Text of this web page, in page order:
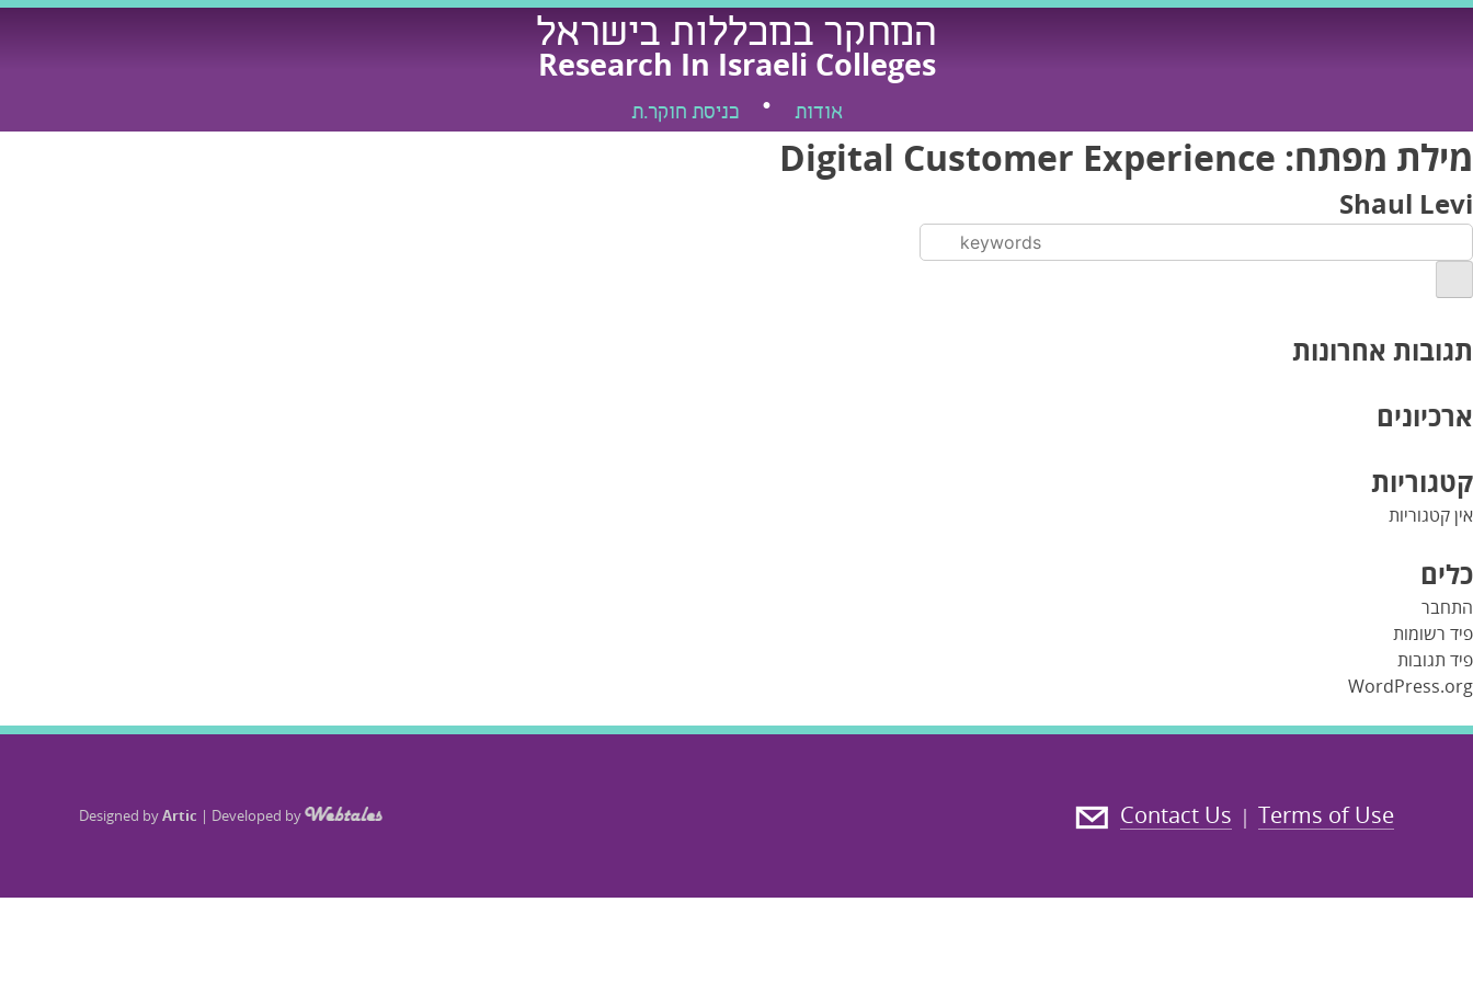
Skip
המחקר במכללות בישראל
Research In Israeli Colleges
אודות כניסת חוקר.ת
מילת מפתח: Digital Customer Experience
Shaul Levi
תגובות אחרונות
ארכיונים
קטגוריות
אין קטגוריות
כלים
התחבר
פיד רשומות
פיד תגובות
WordPress.org
Terms of Use
|
Contact Us
Designed byArtic | Developed by